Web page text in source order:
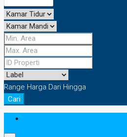
Range Harga Dari Hingga
Cari